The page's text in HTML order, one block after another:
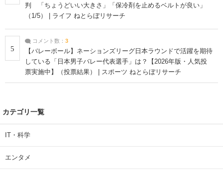
判 「ちょうどいい大きさ」「保冷剤を止めるベルトが良い」
（1/5） | ライフ ねとらぼリサーチ
5
コメント数： 3
【バレーボール】ネーションズリーグ日本ラウンドで活躍を期待
している「日本男子バレー代表選手」は？【2026年版・人気投
票実施中】（投票結果） | スポーツ ねとらぼリサーチ
カテゴリ一覧
IT・科学
エンタメ